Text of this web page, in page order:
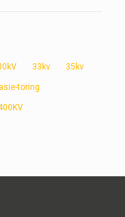
33kv 35kv
toring